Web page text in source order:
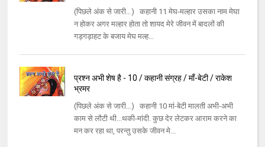
(पिछले अंक से जारी…) कहानी 11 मेघ-मल्‍हार उसका नाम मेघा
न होकर अगर मल्‍हार होता तो शायद मेरे जीवन में बादलों की
गड़गड़ाहट के बजाय मेघ मल्‍ह...
प्रश्न अभी शेष है - 10 / कहानी संग्रह / माँ-बेटी / राकेश
भ्रमर
(पिछले अंक से जारी…) कहानी 10 मां-बेटी मालती अभी-अभी
काम से लौटी थी...थकी-मांदी. कुछ देर लेटकर आराम करने का
मन कर रहा था, परन्‍तु उसके जीवन मे...